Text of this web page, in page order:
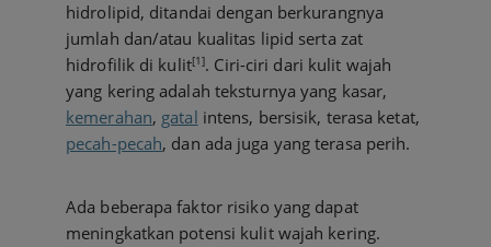
hidrolipid, ditandai dengan berkurangnya
jumlah dan/atau kualitas lipid serta zat
hidrofilik di kulit[1]. Ciri-ciri dari kulit wajah
yang kering adalah teksturnya yang kasar,
kemerahan, gatal intens, bersisik, terasa ketat,
pecah-pecah, dan ada juga yang terasa perih.
Ada beberapa faktor risiko yang dapat
meningkatkan potensi kulit wajah kering.